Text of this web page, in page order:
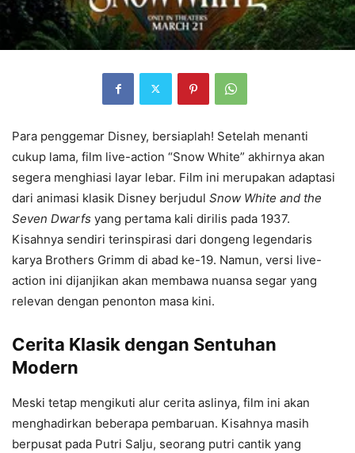
Para penggemar Disney, bersiaplah! Setelah menanti
cukup lama, film live-action “Snow White” akhirnya akan
segera menghiasi layar lebar. Film ini merupakan adaptasi
dari animasi klasik Disney berjudul Snow White and the
Seven Dwarfs yang pertama kali dirilis pada 1937.
Kisahnya sendiri terinspirasi dari dongeng legendaris
karya Brothers Grimm di abad ke-19. Namun, versi live-
action ini dijanjikan akan membawa nuansa segar yang
relevan dengan penonton masa kini.
Cerita Klasik dengan Sentuhan
Modern
Meski tetap mengikuti alur cerita aslinya, film ini akan
menghadirkan beberapa pembaruan. Kisahnya masih
berpusat pada Putri Salju, seorang putri cantik yang